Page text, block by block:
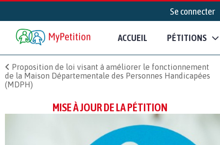
Se connecter
ACCUEIL PÉTITIONS
Proposition de loi visant à améliorer le fonctionnement
de la Maison Départementale des Personnes Handicapées
(MDPH)
MISE À JOUR DE LA PÉTITION